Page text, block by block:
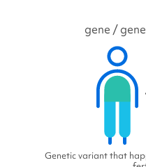
gene / gene
Genetic variant that